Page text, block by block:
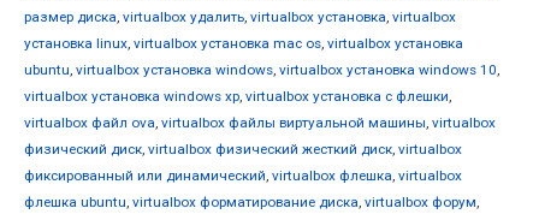
размер диска, virtualbox удалить, virtualbox установка, virtualbox
установка linux, virtualbox установка mac os, virtualbox установка
ubuntu, virtualbox установка windows, virtualbox установка windows 10,
virtualbox установка windows xp, virtualbox установка с флешки,
virtualbox файл ova, virtualbox файлы виртуальной машины, virtualbox
физический диск, virtualbox физический жесткий диск, virtualbox
фиксированный или динамический, virtualbox флешка, virtualbox
флешка ubuntu, virtualbox форматирование диска, virtualbox форум,